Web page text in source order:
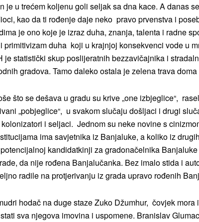
je u trećem koljenu goli seljak sa dna kace. A danas
kao da ti rođenje daje neko pravo prvenstva i
je ono koje je izraz duha, znanja, talenta i radne
duha koji u krajnjoj konsekvenci vode u
statistički skup poslijeratnih bezzavičajnika i
gradova. Tamo daleko ostala je zelena trava
što se dešava u gradu su krive „one izbjeglice“,
„pobjeglice“, u svakom slučaju došljaci i drugi
i seljaci. Jednom su neke novine s
ima savjetnika iz Banjaluke, a koliko iz
kandidatkinji za gradonačelnika
da nije rođena Banjalučanka. Bez imalo stida i
radile na protjerivanju iz grada upravo rođenih
hodač na duge staze Zuko Džumhur, čovjek mora
sva njegova imovina i uspomene. Branislav